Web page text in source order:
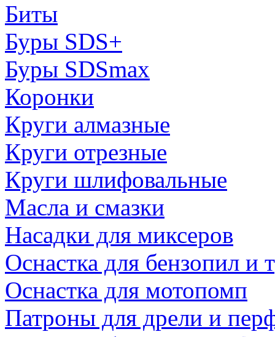
Биты
Буры SDS+
Буры SDSmax
Коронки
Круги алмазные
Круги отрезные
Круги шлифовальные
Масла и смазки
Насадки для миксеров
Оснастка для бензопил и
Оснастка для мотопомп
Патроны для дрели и